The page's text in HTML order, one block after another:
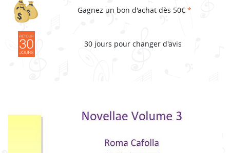
Gagnez un bon d'achat dès 50€ *
30 jours pour changer d'avis